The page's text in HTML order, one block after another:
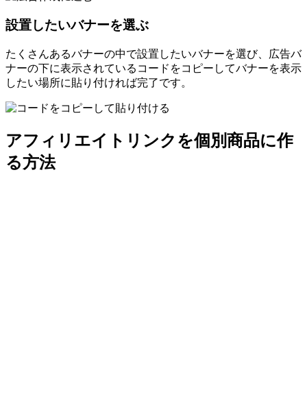
設置したいバナーを選ぶ
たくさんあるバナーの中で設置したいバナーを選び、広告バ
ナーの下に表示されているコードをコピーしてバナーを表示
したい場所に貼り付ければ完了です。
アフィリエイトリンクを個別商品に作
る方法